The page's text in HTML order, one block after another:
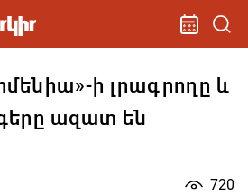
ի լրագրողը և
ազատ են
720